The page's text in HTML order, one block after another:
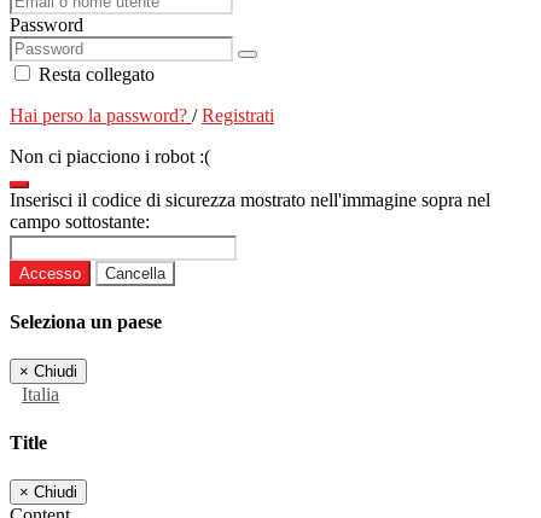
Password
Resta collegato
Hai perso la password? /Registrati
Non ci piacciono i robot :(
Inserisci il codice di sicurezza mostrato nell'immagine sopra nel
campo sottostante:
Accesso Cancella
Seleziona un paese
× Chiudi
Italia
Title
× Chiudi